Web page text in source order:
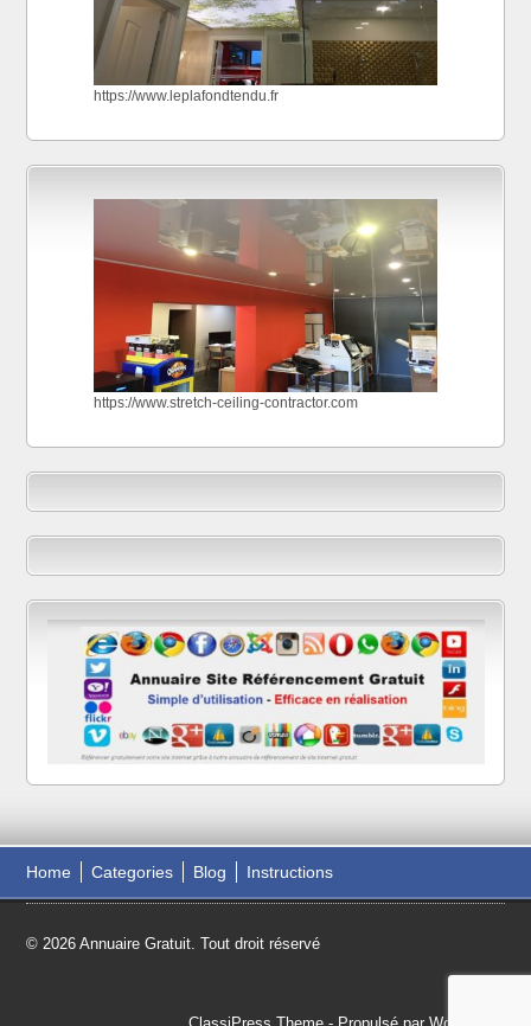
https://www.leplafondtendu.fr
https://www.stretch-ceiling-contractor.com
Home Categories Blog Instructions
© 2026 Annuaire Gratuit. Tout droit réservé